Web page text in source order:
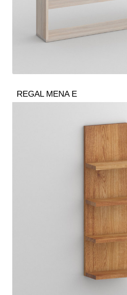
REGAL MENA E